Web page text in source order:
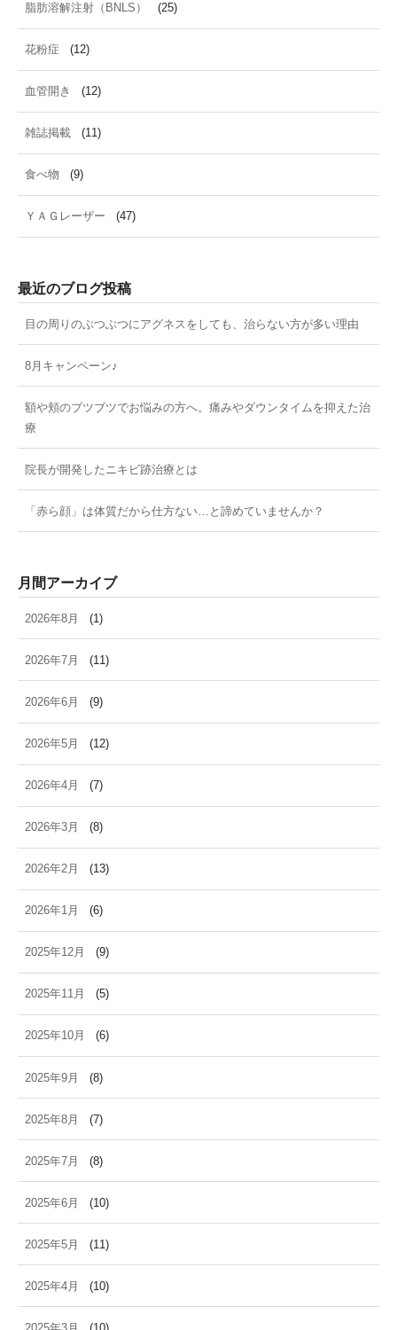
脂肪溶解注射（BNLS） (25)
花粉症 (12)
血管開き (12)
雑誌掲載 (11)
食べ物 (9)
ＹＡＧレーザー (47)
最近のブログ投稿
目の周りのぶつぶつにアグネスをしても、治らない方が多い理由
8月キャンペーン♪
額や頬のブツブツでお悩みの方へ。痛みやダウンタイムを抑えた治
療
院長が開発したニキビ跡治療とは
「赤ら顔」は体質だから仕方ない…と諦めていませんか？
月間アーカイブ
2026年8月 (1)
2026年7月 (11)
2026年6月 (9)
2026年5月 (12)
2026年4月 (7)
2026年3月 (8)
2026年2月 (13)
2026年1月 (6)
2025年12月 (9)
2025年11月 (5)
2025年10月 (6)
2025年9月 (8)
2025年8月 (7)
2025年7月 (8)
2025年6月 (10)
2025年5月 (11)
2025年4月 (10)